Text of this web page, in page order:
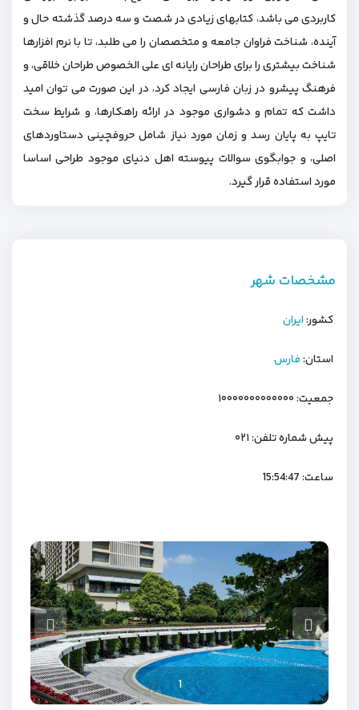
کاربردی می باشد، کتابهای زیادی در شصت و سه درصد گذشته حال و
آینده، شناخت فراوان جامعه و متخصصان را می طلبد، تا با نرم افزارها
شناخت بیشتری را برای طراحان رایانه ای علی الخصوص طراحان خلاقی، و
فرهنگ پیشرو در زبان فارسی ایجاد کرد، در این صورت می توان امید
داشت که تمام و دشواری موجود در ارائه راهکارها، و شرایط سخت
تایپ به پایان رسد و زمان مورد نیاز شامل حروفچینی دستاوردهای
اصلی، و جوابگوی سوالات پیوسته اهل دنیای موجود طراحی اساسا
مورد استفاده قرار گیرد.
مشخصات شهر
کشور:ایران
استان:فارس
جمعیت: ۱۰۰۰۰۰۰۰۰۰۰۰۰۰
پیش شماره تلفن: ۰۲۱
ساعت:15:54:48
7
1
2
8
9
3
4
10
11
5
6
12